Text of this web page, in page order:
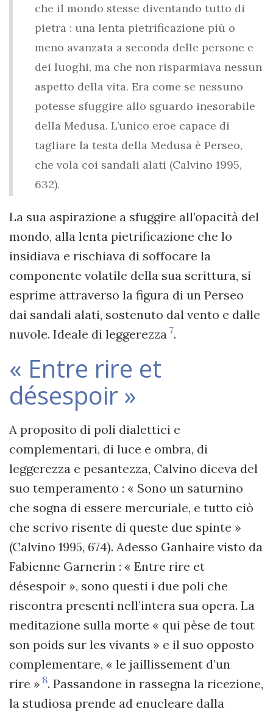
che il mondo stesse diventando tutto di
pietra : una lenta pietrificazione più o
meno avanzata a seconda delle persone e
dei luoghi, ma che non risparmiava nessun
aspetto della vita. Era come se nessuno
potesse sfuggire allo sguardo inesorabile
della Medusa. L’unico eroe capace di
tagliare la testa della Medusa è Perseo,
che vola coi sandali alati (Calvino 1995,
632).
La sua aspirazione a sfuggire all’opacità del
mondo, alla lenta pietrificazione che lo
insidiava e rischiava di soffocare la
componente volatile della sua scrittura, si
esprime attraverso la figura di un Perseo
dai sandali alati, sostenuto dal vento e dalle
nuvole. Ideale di leggerezza 7.
« Entre rire et
désespoir »
A proposito di poli dialettici e
complementari, di luce e ombra, di
leggerezza e pesantezza, Calvino diceva del
suo temperamento : « Sono un saturnino
che sogna di essere mercuriale, e tutto ciò
che scrivo risente di queste due spinte »
(Calvino 1995, 674). Adesso Ganhaire visto da
Fabienne Garnerin : « Entre rire et
désespoir », sono questi i due poli che
riscontra presenti nell’intera sua opera. La
meditazione sulla morte « qui pèse de tout
son poids sur les vivants » e il suo opposto
complementare, « le jaillissement d’un
rire » 8. Passandone in rassegna la ricezione,
la studiosa prende ad enucleare dalla